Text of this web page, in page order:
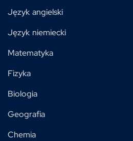
Język angielski
Język niemiecki
Matematyka
Fizyka
Biologia
Geografia
Chemia